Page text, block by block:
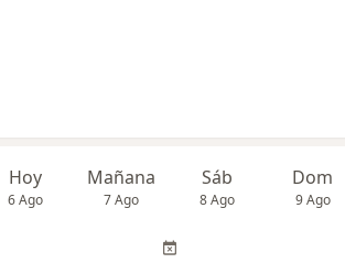
Hoy
6 Ago
Mañana
7 Ago
Sáb
8 Ago
Dom
9 Ago